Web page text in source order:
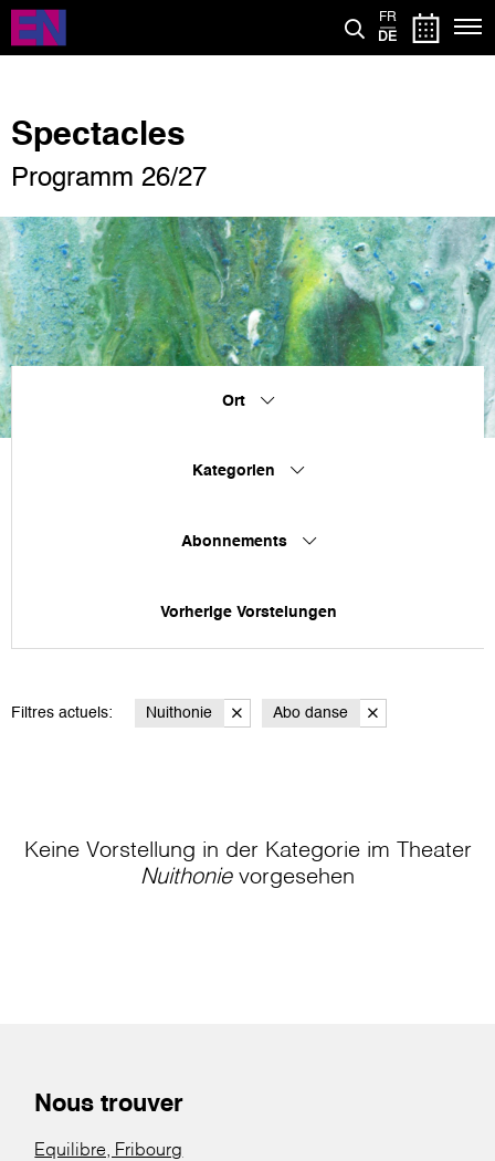
Direkt
zum
Inhalt
FR
DE
Spectacles
Programm 26/27
Ort
Kategorien
Abonnements
Vorherige Vorstelungen
Filtres actuels: Nuithonie Abo danse
Keine Vorstellung in der Kategorie im Theater
Nuithonievorgesehen
Nous trouver
Equilibre, Fribourg